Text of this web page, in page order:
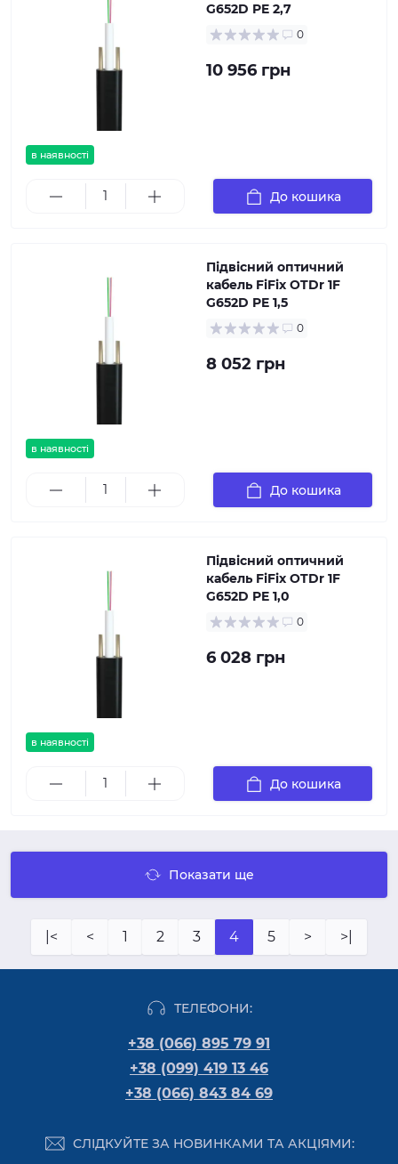
в наявності
G652D PE 2,7
0
10 956 грн
До кошика
в наявності
Підвісний оптичний
кабель FiFix OTDr 1F
G652D PE 1,5
0
8 052 грн
До кошика
в наявності
Підвісний оптичний
кабель FiFix OTDr 1F
G652D PE 1,0
0
6 028 грн
До кошика
Показати ще
|< < 1 2 3 4 5 > >|
ТЕЛЕФОНИ:
+38 (066) 895 79 91
+38 (099) 419 13 46
+38 (066) 843 84 69
СЛІДКУЙТЕ ЗА НОВИНКАМИ ТА АКЦІЯМИ: